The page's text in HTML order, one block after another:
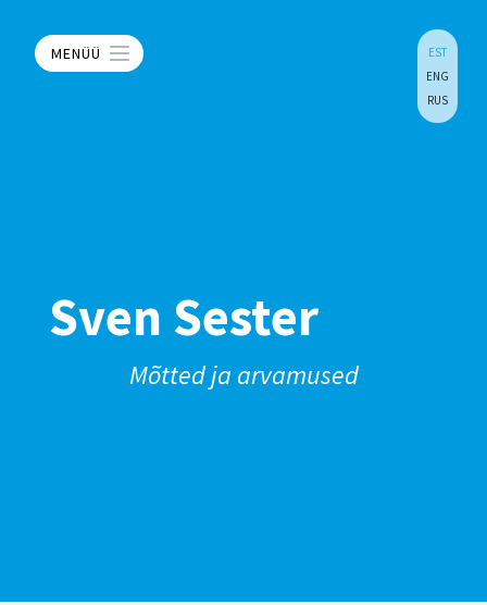
MENÜÜ
EST
ENG
RUS
Sven Sester
Mõtted ja arvamused